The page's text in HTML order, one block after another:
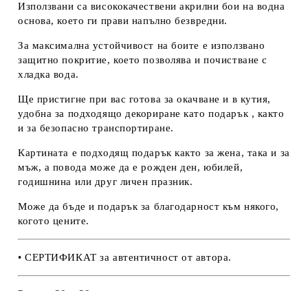
Използвани са висококачествени акрилни бои на водна
основа, което ги прави напълно безвредни.
За максимална устойчивост на боите е използвано
защитно покритие, което позволява и почистване с
хладка вода.
Ще пристигне при вас готова за окачване и в кутия,
удобна за подходящо декориране като подарък , както
и за безопасно транспортиране.
Картината е подходящ подарък както за жена, така и за
мъж, а повода може да е рожден ден, юбилей,
годишнина или друг личен празник.
Може да бъде и подарък за благодарност към някого,
когото цените.
• СЕРТИФИКАТ за автентичност от автора.